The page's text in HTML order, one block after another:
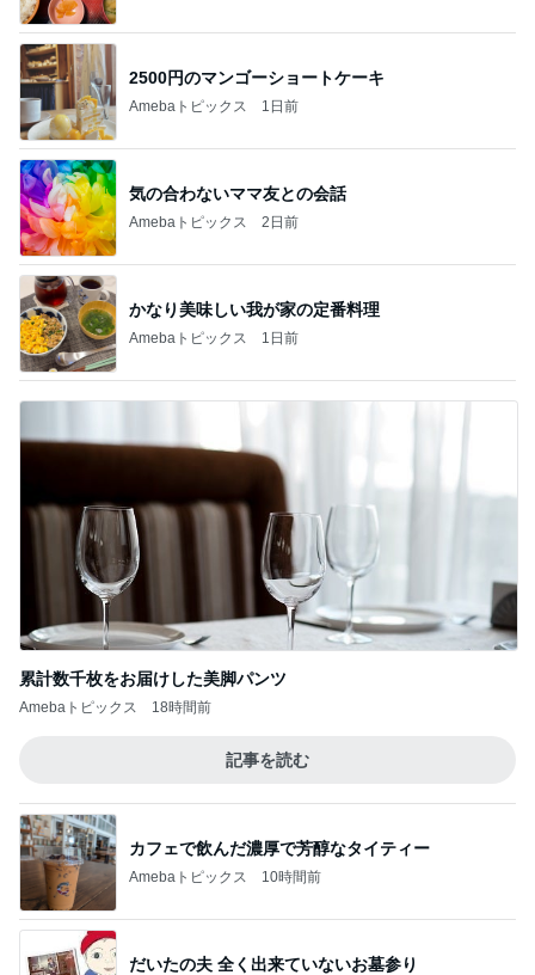
2500円のマンゴーショートケーキ
Amebaトピックス 1日前
気の合わないママ友との会話
Amebaトピックス 2日前
かなり美味しい我が家の定番料理
Amebaトピックス 1日前
累計数千枚をお届けした美脚パンツ
Amebaトピックス 18時間前
記事を読む
カフェで飲んだ濃厚で芳醇なタイティー
Amebaトピックス 10時間前
だいたの夫 全く出来ていないお墓参り